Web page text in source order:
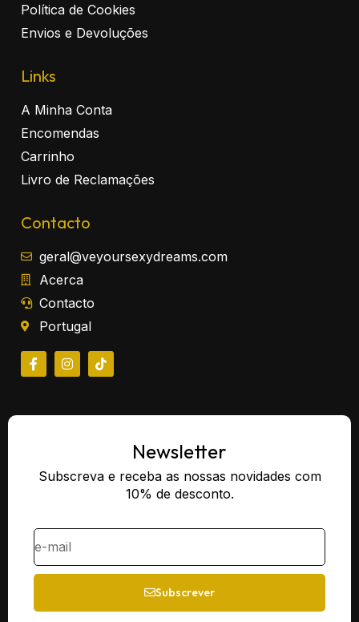
Política de Cookies
Envios e Devoluções
Links
A Minha Conta
Encomendas
Carrinho
Livro de Reclamações
Contacto
geral@veyoursexydreams.com
Acerca
Contacto
Portugal
Newsletter
Subscreva e receba as nossas novidades com
10% de desconto.
Subscrever